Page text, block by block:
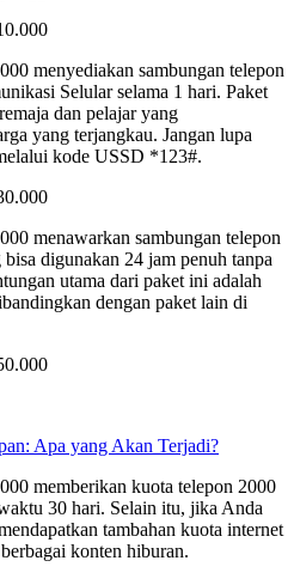
menyediakan sambungan telepon
Selular selama 1 hari. Paket
dan pelajar yang
yang terjangkau. Jangan lupa
kode USSD *123#.
menawarkan sambungan telepon
digunakan 24 jam penuh tanpa
utama dari paket ini adalah
dengan paket lain di
Apa yang Akan Terjadi?
memberikan kuota telepon 2000
30 hari. Selain itu, jika Anda
tambahan kuota internet
konten hiburan.